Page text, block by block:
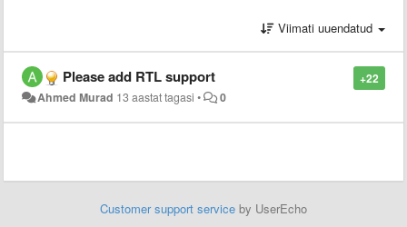
Viimati uuendatud
+22
Please add RTL support
Ahmed Murad 13 aastat tagasi • 0
Customer support service by UserEcho